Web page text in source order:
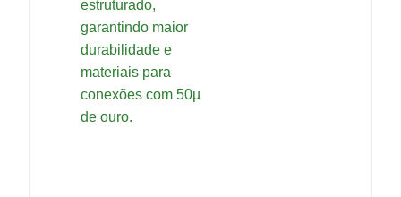
estruturado,
garantindo maior
durabilidade e
materiais para
conexões com 50µ
de ouro.